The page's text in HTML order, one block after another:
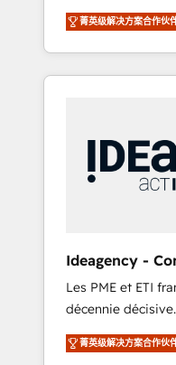
opportunités d'affaires ➤ La mise
de stratégies
SEA, inbound,
ABM, IA, emailing) Informations clés : - 10 ans
certifications
teams. We build
orchestrate
tech stack. Aptitude 8 is trusted by top
brands such as
Association,
HubSpot itself. We have the largest technical
consulting team
extensibility. When you work with Aptitude 8,
you get a team –
embedded
development, and
have 100% US-
菁英级解决方案合作伙
Ideagency -
HubSpot
Les PME et ETI
décennie
consolidation va
Seules survivront
菁英级解决方案合作伙